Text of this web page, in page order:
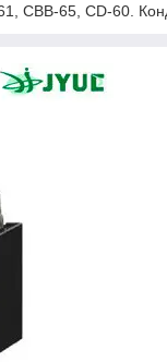
CBB-65, CD-60.